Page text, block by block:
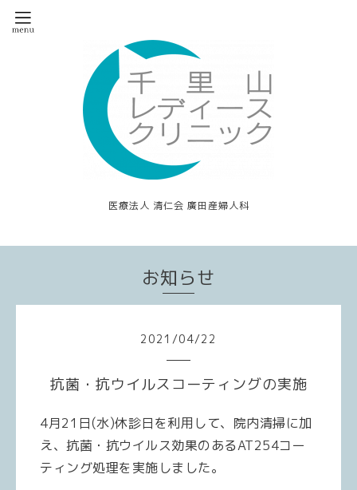
医療法人 清仁会 廣田産婦人科
お知らせ
2021 /04/22
抗菌・抗ウイルスコーティングの実施
4月21日(水)休診日を利用して、院内清掃に加
え、抗菌・抗ウイルス効果のあるAT254コー
ティング処理を実施しました。